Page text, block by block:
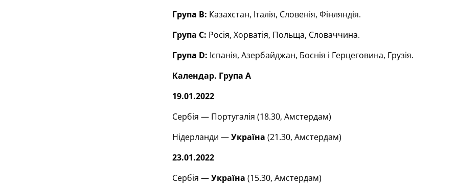
Група В: Казахстан, Італія, Словенія, Фінляндія.
Група С: Росія, Хорватія, Польща, Словаччина.
Група D: Іспанія, Азербайджан, Боснія і Герцеговина, Грузія.
Календар. Група А
19.01.2022
Сербія — Португалія (18.30, Амстердам)
Нідерланди —Україна (21.30, Амстердам)
23.01.2022
Сербія —Україна (15.30, Амстердам)